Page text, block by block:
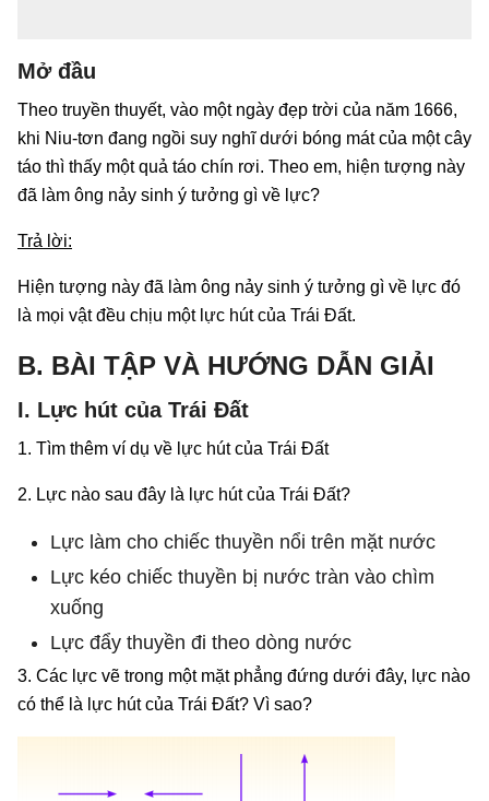
Mở đầu
Theo truyền thuyết, vào một ngày đẹp trời của năm 1666,
khi Niu-tơn đang ngồi suy nghĩ dưới bóng mát của một cây
táo thì thấy một quả táo chín rơi. Theo em, hiện tượng này
đã làm ông nảy sinh ý tưởng gì về lực?
Trả lời:
Hiện tượng này đã làm ông nảy sinh ý tưởng gì về lực đó
là mọi vật đều chịu một lực hút của Trái Đất.
B. BÀI TẬP VÀ HƯỚNG DẪN GIẢI
I. Lực hút của Trái Đất
1. Tìm thêm ví dụ về lực hút của Trái Đất
2. Lực nào sau đây là lực hút của Trái Đất?
Lực làm cho chiếc thuyền nổi trên mặt nước
Lực kéo chiếc thuyền bị nước tràn vào chìm
xuống
Lực đẩy thuyền đi theo dòng nước
3. Các lực vẽ trong một mặt phẳng đứng dưới đây, lực nào
có thể là lực hút của Trái Đất? Vì sao?